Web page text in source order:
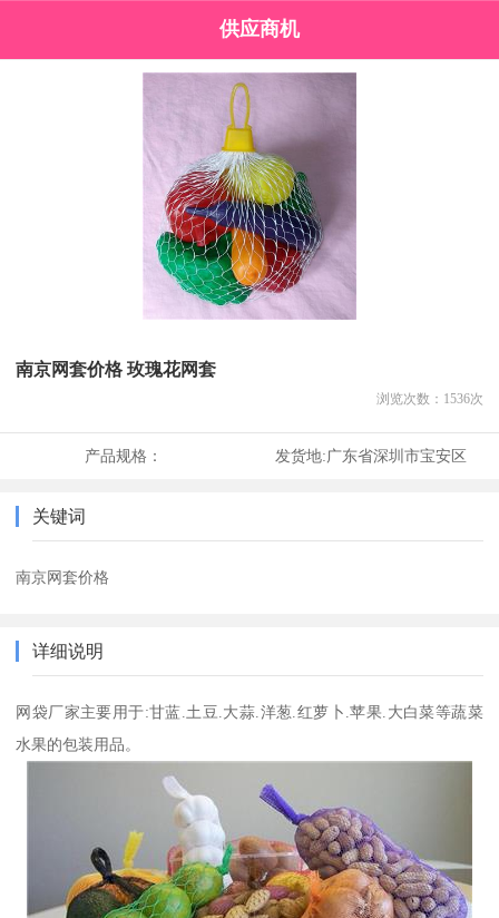
供应商机
南京网套价格 玫瑰花网套
浏览次数： 1536次
产品规格： 发货地:广东省深圳市宝安区
关键词
南京网套价格
详细说明
网袋厂家主要用于:甘蓝.土豆.大蒜.洋葱.红萝卜.苹果.大白菜等蔬菜
水果的包装用品。